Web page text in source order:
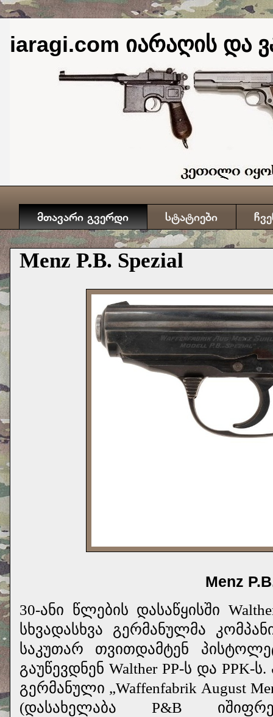
iaragi.com იარაღის და
მთავარი გვერდი სტატიები
Menz P.B. Spezial
Menz
30-ანი წლების დასაწყისში
სხვადასხვა გერმანულმა
საკუთარ თვითდამტენ
გაუწევდნენ Walther PP-ს და
გერმანული „Waffenfabrik August
(დასახელაბა P&B